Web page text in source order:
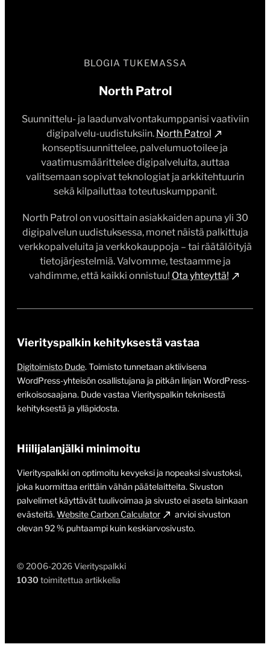
BLOGIA TUKEMASSA
North Patrol
Suunnittelu- ja laadunvalvontakumppanisi vaativiin
digipalvelu-uudistuksiin. North Patrol
konseptisuunnittelee, palvelumuotoilee ja
vaatimusmäärittelee digipalveluita, auttaa
valitsemaan sopivat teknologiat ja arkkitehtuurin
sekä kilpailuttaa toteutuskumppanit.
North Patrol on vuosittain asiakkaiden apuna yli 30
digipalvelun uudistuksessa, monet näistä palkittuja
verkkopalveluita ja verkkokauppoja – tai räätälöityjä
tietojärjestelmiä. Valvomme, testaamme ja
vahdimme, että kaikki onnistuu! Ota yhteyttä!
© 2006-2026 Vierityspalkki
1030 toimitettua artikkelia
Vierityspalkin kehityksestä vastaa
Digitoimisto Dude. Toimisto tunnetaan aktiivisena
WordPress-yhteisön osallistujana ja pitkän linjan WordPress-
erikoisosaajana. Dude vastaa Vierityspalkin teknisestä
kehityksestä ja ylläpidosta.
Hiilijalanjälki minimoitu
Vierityspalkki on optimoitu kevyeksi ja nopeaksi sivustoksi,
joka kuormittaa erittäin vähän päätelaitteita. Sivuston
palvelimet käyttävät tuulivoimaa ja sivusto ei aseta lainkaan
evästeitä. Website Carbon Calculator
arvioi sivuston
olevan 92 % puhtaampi kuin keskiarvosivusto.